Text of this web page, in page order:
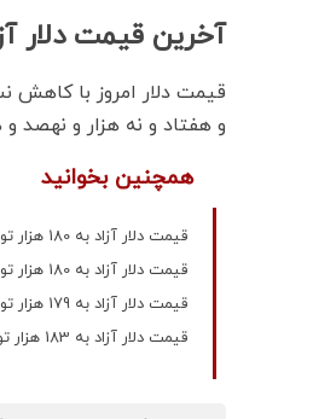
آخرین قیمت دلار
و هفتاد و نه هزار و نهصد
همچنین بخوانید
قیمت دلار آزاد به 180 هزار تومان رسید
قیمت دلار آزاد به 180 هزار تومان رسید
قیمت دلار آزاد به 179 هزار تومان رسید
قیمت دلار آزاد به 183 هزار تومان رسید